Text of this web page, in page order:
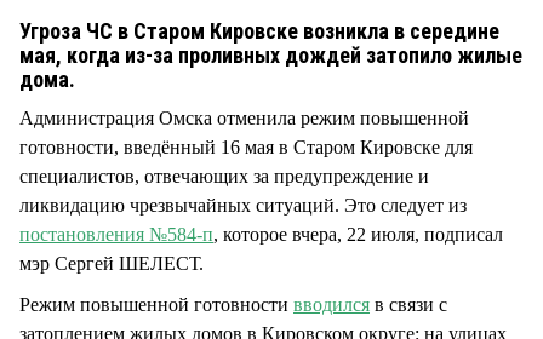
Угроза ЧС в Старом Кировске возникла в середине
мая, когда из-за проливных дождей затопило жилые
дома.
Администрация Омска отменила режим повышенной
готовности, введённый 16 мая в Старом Кировске для
специалистов, отвечающих за предупреждение и
ликвидацию чрезвычайных ситуаций. Это следует из
постановления №584-п, которое вчера, 22 июля, подписал
мэр Сергей ШЕЛЕСТ.
Режим повышенной готовности вводился в связи с
затоплением жилых домов в Кировском округе: на улицах